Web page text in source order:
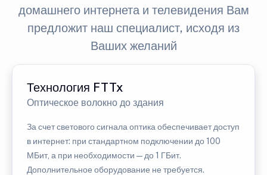
домашнего интернета и телевидения Вам
предложит наш специалист, исходя из
Ваших желаний
Технология FTTx
Оптическое волокно до здания
За счет светового сигнала оптика обеспечивает доступ
в интернет: при стандартном подключении до 100
МБит, а при необходимости — до 1 ГБит.
Дополнительное оборудование не требуется.